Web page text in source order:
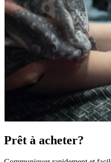
Prêt à acheter?